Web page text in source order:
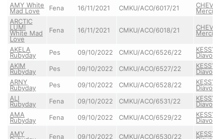
AMY White
Mad Love Fena 16/11/2021 CMKU/ACO/6017/21 CHEVA
Merci
ARCTIC
LUMI
White Mad
Love
Fena 16/11/2021 CMKU/ACO/6018/21 CHEVA
Merci
AKELA
Rubyday Pes 09/10/2022 CMKU/ACO/6526/22 KESSY
AKIM
Rubyday Pes 09/10/2022 CMKU/ACO/6527/22 KESSY
ARNY
Rubyday Pes 09/10/2022 CMKU/ACO/6528/22 KESSY
ALI
Rubyday Fena 09/10/2022 CMKU/ACO/6531/22 KESSY
AMA
Rubyday Fena 09/10/2022 CMKU/ACO/6529/22 KESSY
AMY
Fena 09/10/2022 CMKU/ACO/6530/22 KESSY